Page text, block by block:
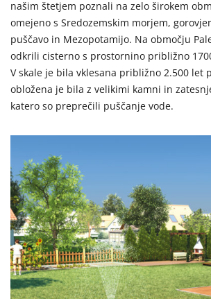
našim štetjem poznali na zelo širokem
omejeno s Sredozemskim morjem,
puščavo in Mezopotamijo. Na območju
odkrili cisterno s prostornino približno
V skale je bila vklesana približno 2.500 let
obložena je bila z velikimi kamni in
katero so preprečili puščanje vode.